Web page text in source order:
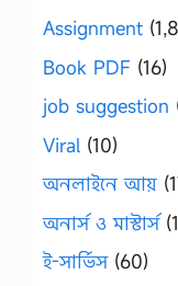
Assignment
Book PDF (16)
job suggestion
Viral (10)
অনলাইনে আয়
অনার্স ও মাস্টার্স
ই-সার্ভিস(60)